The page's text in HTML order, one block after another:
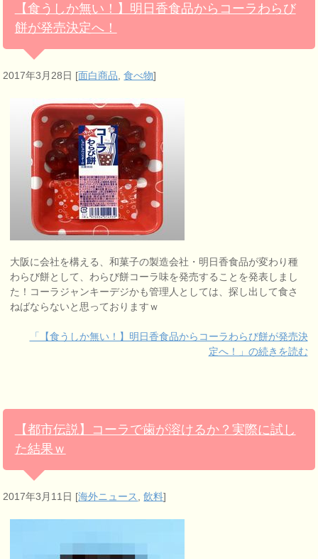
【食うしか無い！】明日香食品からコーラわらび
餅が発売決定へ！
2017年3月28日 [面白商品 ,食べ物]
大阪に会社を構える、和菓子の製造会社・明日香食品が変わり種
わらび餅として、わらび餅コーラ味を発売することを発表しまし
た！コーラジャンキーデジかも管理人としては、探し出して食さ
ねばならないと思っておりますｗ
「【食うしか無い！】明日香食品からコーラわらび餅が発売決
定へ！」の続きを読む
【都市伝説】コーラで歯が溶けるか？実際に試し
た結果ｗ
2017年3月11日 [海外ニュース,飲料]